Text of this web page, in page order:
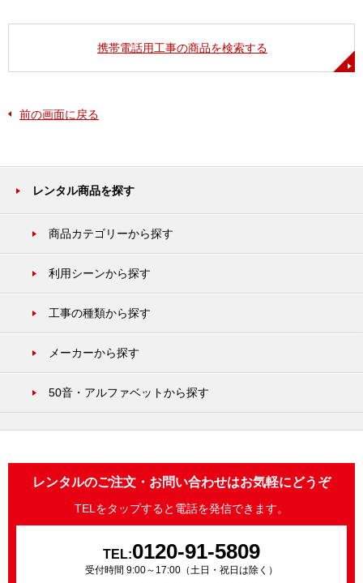
携帯電話用工事の商品を検索する
前の画面に戻る
レンタル商品を探す
商品カテゴリーから探す
利用シーンから探す
工事の種類から探す
メーカーから探す
50音・アルファベットから探す
レンタルのご注文・お問い合わせはお気軽にどうぞ
TELをタップすると電話を発信できます。
TEL:0120-91-5809
受付時間 9:00～17:00（土日・祝日は除く）